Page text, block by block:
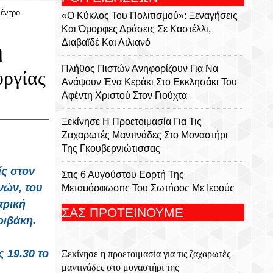
στον
του
19.30το
«Ο Κύκλος Του Πολιτισμού»: Ξεναγήσεις
Και Όμορφες Δράσεις Σε Καστέλλι,
Διαβαϊδέ Και Λιλιανό
Πλήθος Πιστών Ανηφορίζουν Για Να
Ανάψουν Ένα Κεράκι Στο Εκκλησάκι Του
Αφέντη Χριστού Στον Γιούχτα
Ξεκίνησε Η Προετοιμασία Για Τις
Ζαχαρωτές Μαντινάδες Στο Μοναστήρι
Της Γκουβερνιώτισσας
Στις 6 Αυγούστου Εορτή Της
Μεταμόρφωσης Του Σωτήρος Με Ιερούς
Ναούς Και Μονές Στην Κρήτη
Ιερά Μονή Καψά Σητείας
ΣΑΣ ΠΡΟΤΕΙΝΟΥΜΕ
Ξεκίνησε η προετοιμασία για τις ζαχαρωτές
μαντινάδες στο μοναστήρι της